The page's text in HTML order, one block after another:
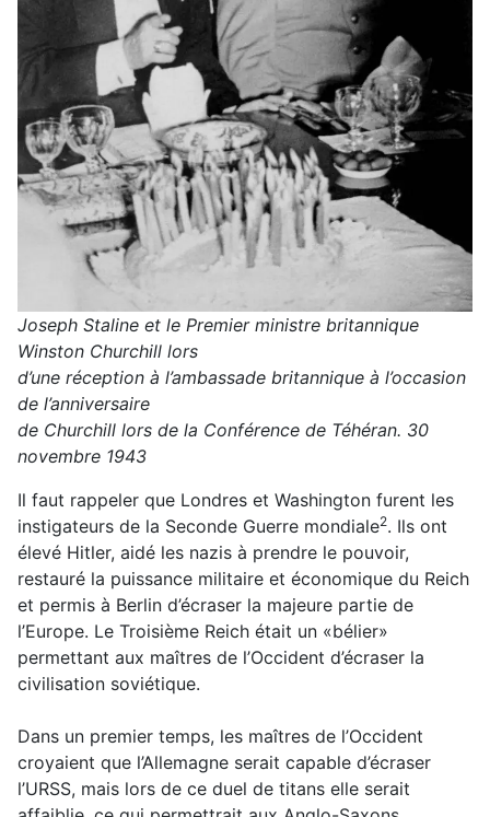
Joseph Staline et le Premier ministre britannique
Winston Churchill lors
d’une réception à l’ambassade britannique à l’occasion
de l’anniversaire
de Churchill lors de la Conférence de Téhéran. 30
novembre 1943
Il faut rappeler que Londres et Washington furent les
instigateurs de la Seconde Guerre mondiale2. Ils ont
élevé Hitler, aidé les nazis à prendre le pouvoir,
restauré la puissance militaire et économique du Reich
et permis à Berlin d’écraser la majeure partie de
l’Europe. Le Troisième Reich était un «bélier»
permettant aux maîtres de l’Occident d’écraser la
civilisation soviétique.
Dans un premier temps, les maîtres de l’Occident
croyaient que l’Allemagne serait capable d’écraser
l’URSS, mais lors de ce duel de titans elle serait